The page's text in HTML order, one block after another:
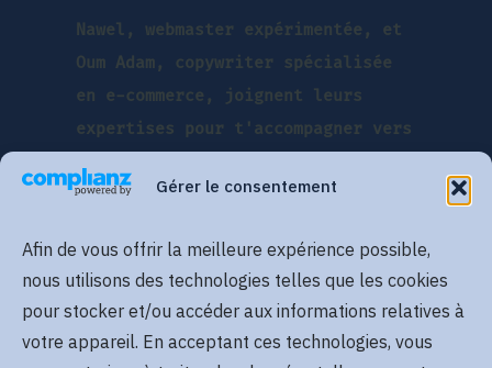
Gérer le consentement
Afin de vous offrir la meilleure expérience possible,
nous utilisons des technologies telles que les cookies
pour stocker et/ou accéder aux informations relatives à
votre appareil. En acceptant ces technologies, vous
Nawel, webmaster expérimentée, et
Oum Adam, copywriter spécialisée
en e-commerce, joignent leurs
expertises pour t'accompagner vers